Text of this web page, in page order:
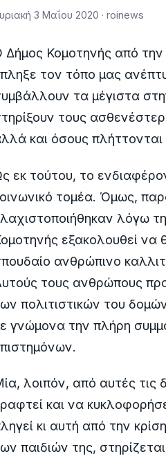
3 Μαΐου 2020 · roinews
Δήμος Κομοτηνής από την
τον τόπο μας
τα μέγιστα
τους
και όσους
εκ τούτου, το
τομέα. Όμως,
λόγω
εξακολουθεί να
ανθρώπινο
τους ανθρώπους
πολιτιστικών του
γνώμονα την πλήρη
λοιπόν, από αυτές τις
και να
κι αυτή από την
παιδιών της,